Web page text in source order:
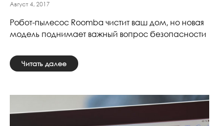
Август 4, 2017
Робот-пылесос Roomba чистит ваш дом, но новая
модель поднимает важный вопрос безопасности
Читать далее